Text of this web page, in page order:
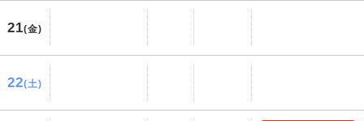
21(金)
22(土)